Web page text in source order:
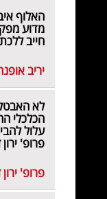
האלוף
מדוע
חייב
יריב
לא
עלול
פרופ' ירון
פרופ' ירון